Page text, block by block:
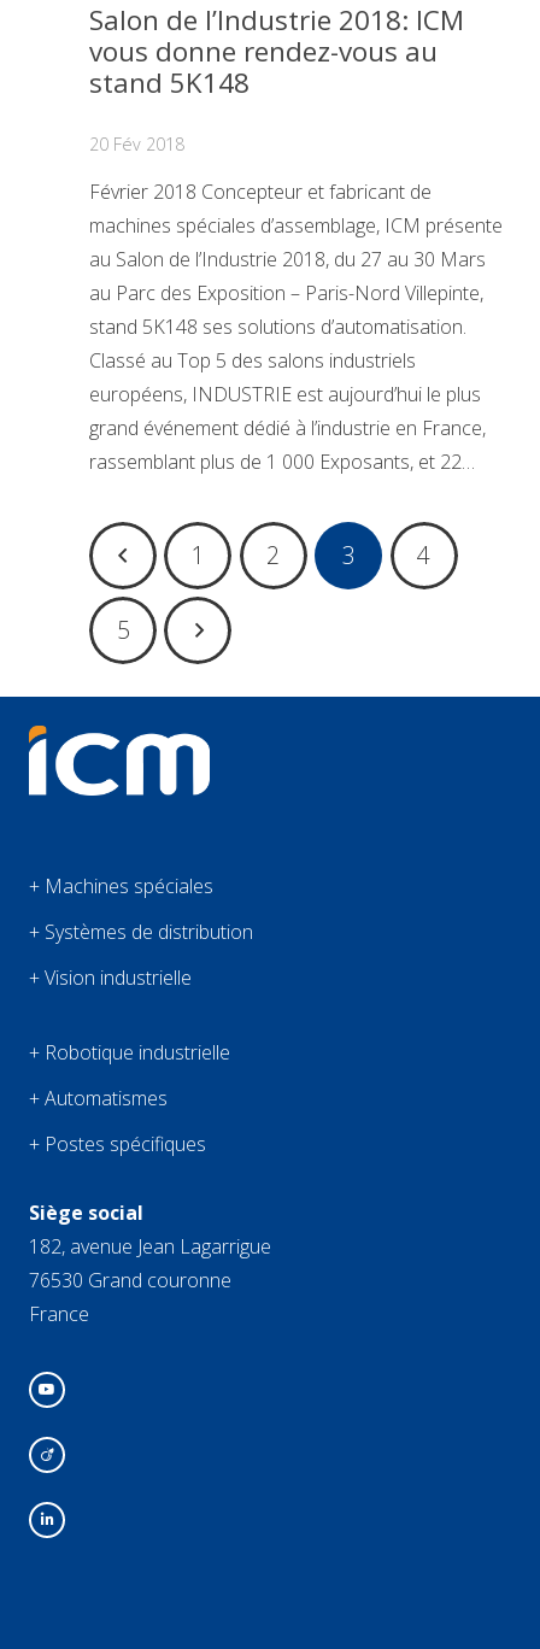
Salon de l’Industrie 2018: ICM
vous donne rendez-vous au
stand 5K148
20 Fév 2018
Février 2018 Concepteur et fabricant de
machines spéciales d’assemblage, ICM présente
au Salon de l’Industrie 2018, du 27 au 30 Mars
au Parc des Exposition – Paris-Nord Villepinte,
stand 5K148 ses solutions d’automatisation.
Classé au Top 5 des salons industriels
européens, INDUSTRIE est aujourd’hui le plus
grand événement dédié à l’industrie en France,
rassemblant plus de 1 000 Exposants, et 22…
1 2 3 4
5
+ Machines spéciales
+ Systèmes de distribution
+ Vision industrielle
+ Robotique industrielle
+ Automatismes
+ Postes spécifiques
Siège social
182, avenue Jean Lagarrigue
76530 Grand couronne
France